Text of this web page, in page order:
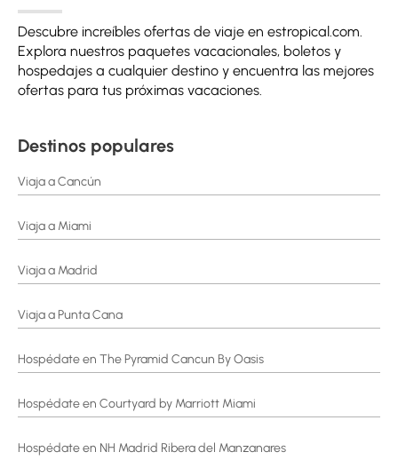
Descubre increíbles ofertas de viaje en estropical.com.
Explora nuestros paquetes vacacionales, boletos y
hospedajes a cualquier destino y encuentra las mejores
ofertas para tus próximas vacaciones.
Destinos populares
Viaja a Cancún
Viaja a Miami
Viaja a Madrid
Viaja a Punta Cana
Hospédate en The Pyramid Cancun By Oasis
Hospédate en Courtyard by Marriott Miami
Hospédate en NH Madrid Ribera del Manzanares